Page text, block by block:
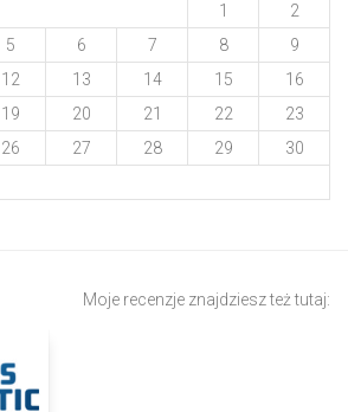
1
2
5 6 7 8
9
12 13 14 15
16
19 20 21 22
23
26 27 28 29
30
Moje recenzje znajdziesz też tutaj: